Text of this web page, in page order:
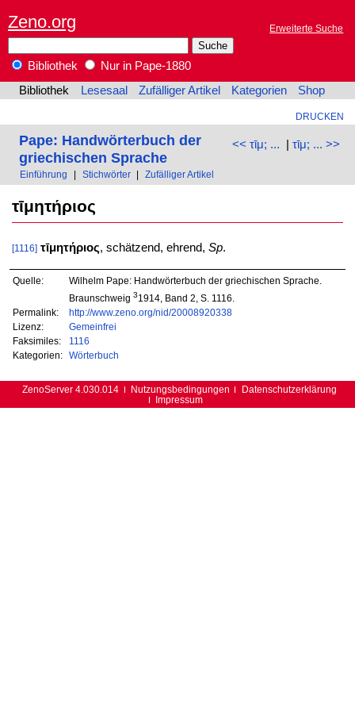
Zeno.org Erweiterte Suche
Bibliothek
Nur in Pape-1880
Bibliothek
Lesesaal Zufälliger Artikel Kategorien Shop
DRUCKEN
<< τῑμ; ... | τῑμ; ... >>
Pape: Handwörterbuch der
griechischen Sprache
Einführung Stichwörter Zufälliger Artikel
τῑμητήριος
[1116] τῑμητήριος, schätzend, ehrend, Sp.
Quelle:
Wilhelm Pape: Handwörterbuch der griechischen Sprache.
Braunschweig 31914, Band 2, S. 1116.
Permalink:
http://www.zeno.org/nid/20008920338
Lizenz:
Gemeinfrei
Faksimiles:
1116
Kategorien:
Wörterbuch
ZenoServer 4.030.014 Nutzungsbedingungen
Datenschutzerklärung
Impressum